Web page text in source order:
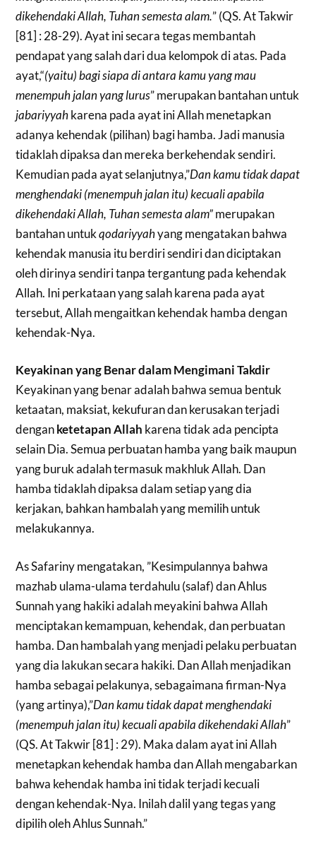
dikehendaki Allah, Tuhan semesta alam.” (QS. At Takwir
[81] : 28-29). Ayat ini secara tegas membantah
pendapat yang salah dari dua kelompok di atas. Pada
ayat,“(yaitu) bagi siapa di antara kamu yang mau
menempuh jalan yang lurus” merupakan bantahan untuk
jabariyyahkarena pada ayat ini Allah menetapkan
adanya kehendak (pilihan) bagi hamba. Jadi manusia
tidaklah dipaksa dan mereka berkehendak sendiri.
Kemudian pada ayat selanjutnya,”Dan kamu tidak dapat
menghendaki (menempuh jalan itu) kecuali apabila
dikehendaki Allah, Tuhan semesta alam”merupakan
bantahan untukqodariyyahyang mengatakan bahwa
kehendak manusia itu berdiri sendiri dan diciptakan
oleh dirinya sendiri tanpa tergantung pada kehendak
Allah. Ini perkataan yang salah karena pada ayat
tersebut, Allah mengaitkan kehendak hamba dengan
kehendak-Nya.
Keyakinan yang Benar dalam Mengimani Takdir
Keyakinan yang benar adalah bahwa semua bentuk
ketaatan, maksiat, kekufuran dan kerusakan terjadi
denganketetapan Allah karena tidak ada pencipta
selain Dia. Semua perbuatan hamba yang baik maupun
yang buruk adalah termasuk makhluk Allah. Dan
hamba tidaklah dipaksa dalam setiap yang dia
kerjakan, bahkan hambalah yang memilih untuk
melakukannya.
As Safariny mengatakan, ”Kesimpulannya bahwa
mazhab ulama-ulama terdahulu (salaf) dan Ahlus
Sunnah yang hakiki adalah meyakini bahwa Allah
menciptakan kemampuan, kehendak, dan perbuatan
hamba. Dan hambalah yang menjadi pelaku perbuatan
yang dia lakukan secara hakiki. Dan Allah menjadikan
hamba sebagai pelakunya, sebagaimana firman-Nya
(yang artinya),”Dan kamu tidak dapat menghendaki
(menempuh jalan itu) kecuali apabila dikehendaki Allah”
(QS. At Takwir [81] : 29). Maka dalam ayat ini Allah
menetapkan kehendak hamba dan Allah mengabarkan
bahwa kehendak hamba ini tidak terjadi kecuali
dengan kehendak-Nya. Inilah dalil yang tegas yang
dipilih oleh Ahlus Sunnah.”